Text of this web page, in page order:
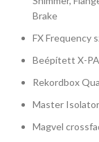
Brake
FX Frequency
Beépített X-
Rekordbox
Master
Magvel